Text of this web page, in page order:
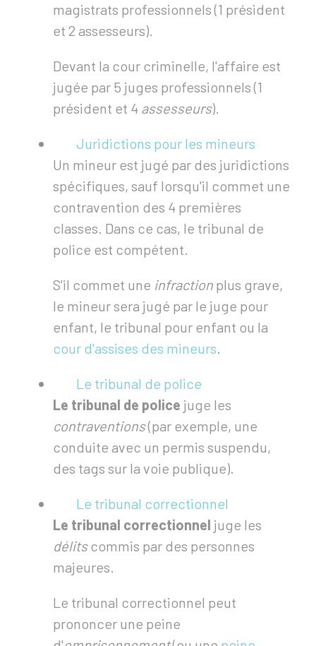
magistrats professionnels (1 président
et 2 assesseurs).
Devant la cour criminelle, l'affaire est
jugée par 5 juges professionnels (1
président et 4 assesseurs).
Juridictions pour les mineurs
Un mineur est jugé par des juridictions
spécifiques, sauf lorsqu'il commet une
contravention des 4 premières
classes. Dans ce cas, le tribunal de
police est compétent.
S'il commet une infraction plus grave,
le mineur sera jugé par le juge pour
enfant, le tribunal pour enfant ou la
cour d'assises des mineurs.
Le tribunal de police
Le tribunal de police juge les
contraventions(par exemple, une
conduite avec un permis suspendu,
des tags sur la voie publique).
Le tribunal correctionnel
Le tribunal correctionnel juge les
délitscommis par des personnes
majeures.
Le tribunal correctionnel peut
prononcer une peine